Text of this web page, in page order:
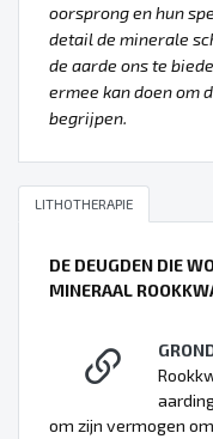
oorsprong en hun
detail de minerale
de aarde ons te
ermee kan doen om
begrijpen.
LITHOTHERAPIE
DE DEUGDEN DIE
MINERAAL
om zijn vermogen